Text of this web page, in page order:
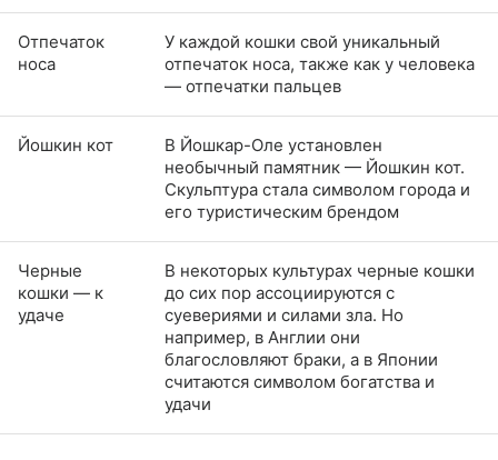
Отпечаток
носа
У каждой кошки свой уникальный
отпечаток носа, также как у человека
— отпечатки пальцев
Йошкин кот
В Йошкар-Оле установлен
необычный памятник — Йошкин кот.
Скульптура стала символом города и
его туристическим брендом
Черные
кошки — к
удаче
В некоторых культурах черные кошки
до сих пор ассоциируются с
суевериями и силами зла. Но
например, в Англии они
благословляют браки, а в Японии
считаются символом богатства и
удачи